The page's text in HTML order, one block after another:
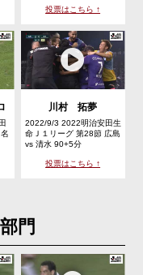
投票はこちら ↑
川村 拓夢
2022/9/3 2022明治安田生
命Ｊ１リーグ 第28節 広島
vs 清水 90+5分
投票はこちら ↑
門